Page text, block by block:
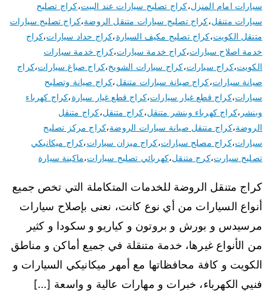
سيارات امام المنزل،كراج تصليح سيارات عند البيت،كراج تصليح
سيارات متنقل،كراج تصليح سيارات متنقل الروضة،كراج تصليح سيارات
متنقل الكويت،كراج تصليح مكيف السيارة،كراج حداد سيارات،كراج
خدمة اصلاح سيارات،كراج خدمة سيارات،كراج خدمة سيارات
الكويت،كراج سيارات،كراج سيارات الشويخ،كراج صباغ سيارات،كراج
صيانة سيارات،كراج صيانة سيارات متنقل،كراج صيانة وتصليح
سيارات،كراج قطع غيار سيارات،كراج قطع غيار سيارة،كراج كهرباء
وبنشر ،كراج كهرباء وبنشر متنقل،كراج متنقل،كراج متنقل
الروضة،كراج متنقل صيانة سيارات الروضة،كراج مركز تصليح
سيارات،كراج مصلح سيارات،كراج ميزان سيارات،كراج ميكانيكي
تصليح سيارت،كرج متنقل،كهربائي تصليح سيارات،ماكينة سيارة
كراج متنقل الروضة للخدمات المتكاملة التي تخص جميع
أنواع السيارات من أي نوع كانت، نعنى بإصلاح سيارات
مرسيدس و بورش و بروتون و كياريو و سكودا و كثير
من الأنواع غيرها، خدمة متنقلة في جميع أماكن و مناطق
الكويت و كافة محافظاتها مع أمهر ميكانيكي السيارات و
فنيي الكهرباء، خبرات و مهارات عالية و واسعة […]